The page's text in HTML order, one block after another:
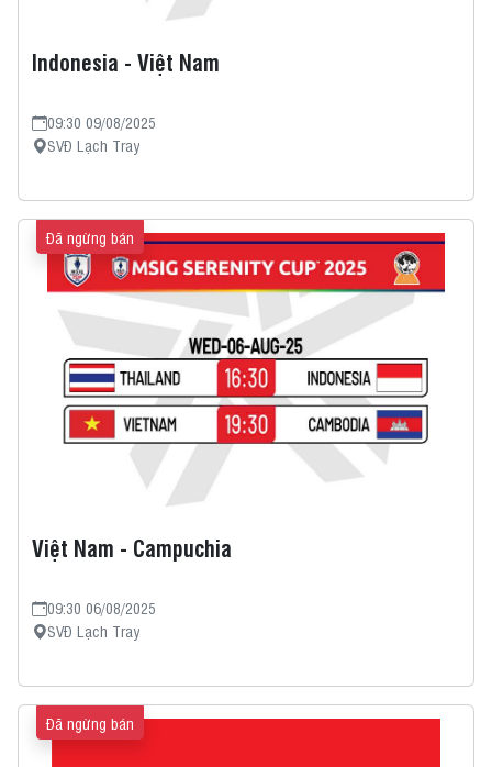
Indonesia - Việt Nam
09:30 09/08/2025
SVĐ Lạch Tray
Việt Nam - Campuchia
09:30 06/08/2025
SVĐ Lạch Tray
Đã ngừng bán
Đã ngừng bán